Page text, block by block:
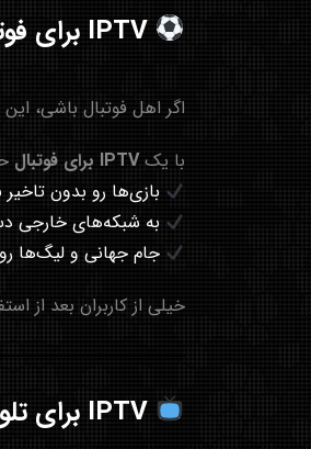
IPTV برای فوتبال | تجربه‌ای که برنمی‌گردی عقب
اگر اهل فوتبال باشی،
با یکIPTV برای فوتبال
بازی‌ها رو بدون تاخیر
به شبکه‌های خارجی
جام جهانی و لیگ‌ها
خیلی از کاربران بعد از
IPTV برای تلویزیون | بهترین تجربه روی صفحه بزرگ